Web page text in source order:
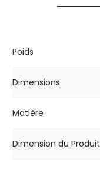
Poids
Dimensions
Matière
Dimension du Produit